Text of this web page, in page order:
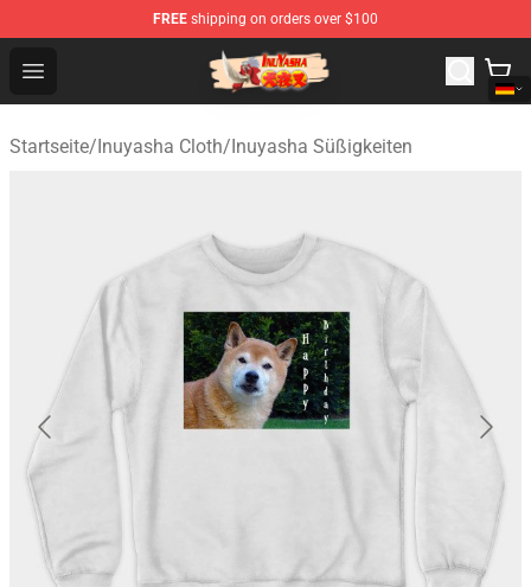
FREE shipping on orders over $100
Open menu
Inuyasha Store - Official Inuyasha Merchandise Shop
Startseite/Inuyasha Cloth/Inuyasha Süßigkeiten